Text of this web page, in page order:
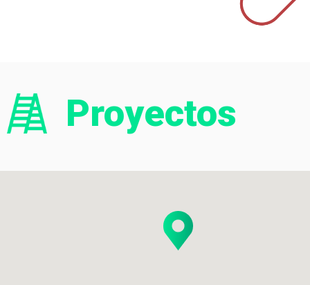
Proyectos